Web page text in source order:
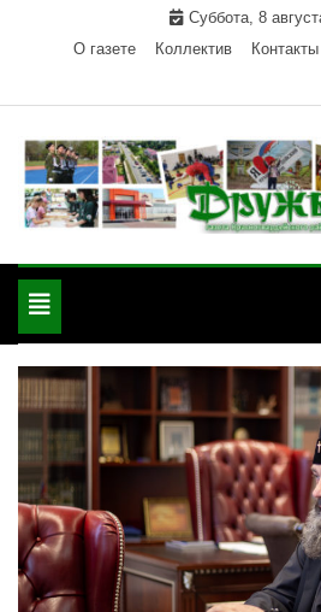
Суббота, 8
О газете
Коллектив Контакты
"Дружба" —
Красногвардейского района
Toggle
navigation